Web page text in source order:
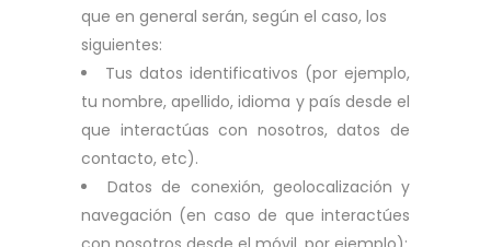
que en general serán, según el caso, los
siguientes:
Tus datos identificativos (por ejemplo,
tu nombre, apellido, idioma y país desde el
que interactúas con nosotros, datos de
contacto, etc).
Datos de conexión, geolocalización y
navegación (en caso de que interactúes